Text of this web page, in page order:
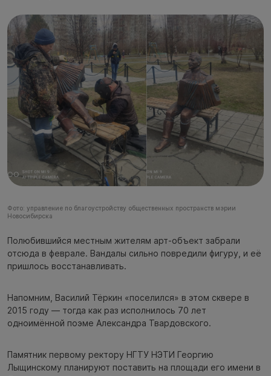
Фото: управление по благоустройству общественных пространств мэрии
Новосибирска
Полюбившийся местным жителям арт-объект забрали
отсюда в феврале. Вандалы сильно повредили фигуру, и её
пришлось восстанавливать.
Напомним, Василий Тёркин «поселился» в этом сквере в
2015 году — тогда как раз исполнилось 70 лет
одноимённой поэме Александра Твардовского.
Памятник первому ректору НГТУ НЭТИ Георгию
Лыщинскому планируют поставить на площади его имени в